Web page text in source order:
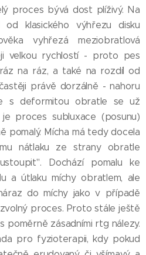
proces bývá dost plíživý. Na
od klasického výhřezu disku
vyhřezá meziobratlová
velkou rychlostí - proto pes
na ráz, a také na rozdíl od
právě dorzálně - nahoru
s deformitou obratle se už
proces subluxace (posunu)
pomalý. Mícha má tedy docela
nátlaku ze strany obratle
Dochází pomalu ke
a útlaku míchy obratlem, ale
do míchy jako v případě
proces. Proto stále ještě
poměrně zásadními rtg nálezy.
pro fyzioterapii, kdy pokud